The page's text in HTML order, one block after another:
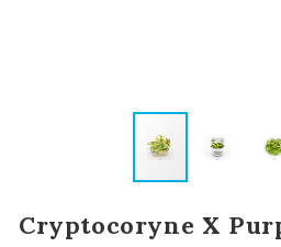
Cryptocoryne X